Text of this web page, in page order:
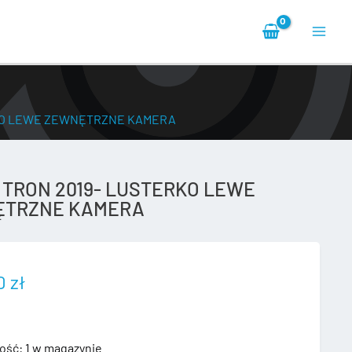
LEWE ZEWNĘTRZNE KAMERA
2019- LUSTERKO LEWE
KAMERA
zł
1 w magazynie